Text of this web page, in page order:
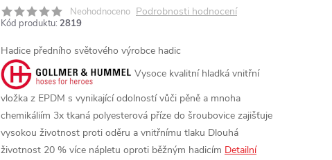
Neohodnoceno Podrobnosti hodnocení
Kód produktu: 2819
Hadice předního světového výrobce hadic
Vysoce kvalitní hladká vnitřní
vložka z EPDM s vynikající odolností vůči pěně a mnoha
chemikáliím 3x tkaná polyesterová příze do šroubovice zajišťuje
vysokou životnost proti oděru a vnitřnímu tlaku Dlouhá
životnost 20 % více nápletu oproti běžným hadicím Detailní